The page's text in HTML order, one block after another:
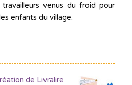
venus du froid pour
enfants du village.
de Livralire